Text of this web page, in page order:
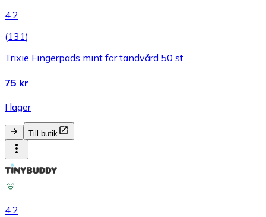
4.2
(131)
Trixie Fingerpads mint för tandvård 50 st
75 kr
I lager
Till butik
4.2